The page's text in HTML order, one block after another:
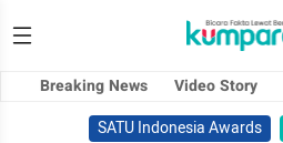
Breaking News Video Story
SATU Indonesia Awards